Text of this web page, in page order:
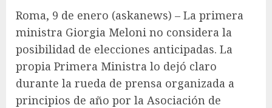
Roma, 9 de enero (askanews) – La primera
ministra Giorgia Meloni no considera la
posibilidad de elecciones anticipadas. La
propia Primera Ministra lo dejó claro
durante la rueda de prensa organizada a
principios de año por la Asociación de